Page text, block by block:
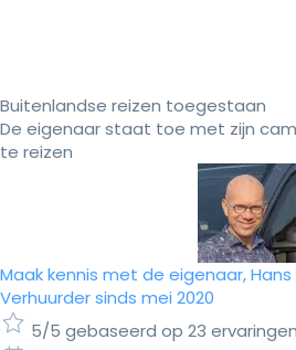
Buitenlandse reizen toegestaan
De eigenaar staat toe met zijn
te reizen
Maak kennis met de eigenaar, Hans
Verhuurder sinds mei 2020
5/5 gebaseerd op 23 ervaringen